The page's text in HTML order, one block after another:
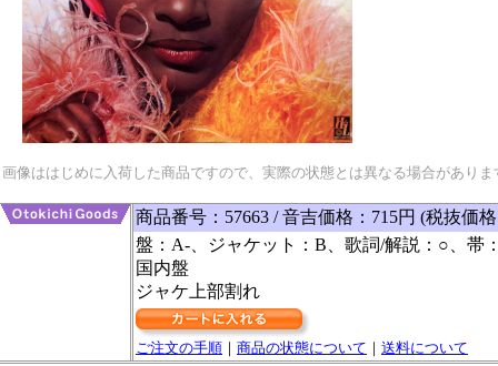
画像ははじめに入荷した商品ですので、実際の状態とは異なる場合があり
商品番号：57663 / 音吉価格：715円 (税抜価
盤：A-、ジャケット：B、歌詞/解説：○、帯
国内盤
ジャケ上部割れ
ご注文の手順 ｜ 商品の状態について ｜ 送料について